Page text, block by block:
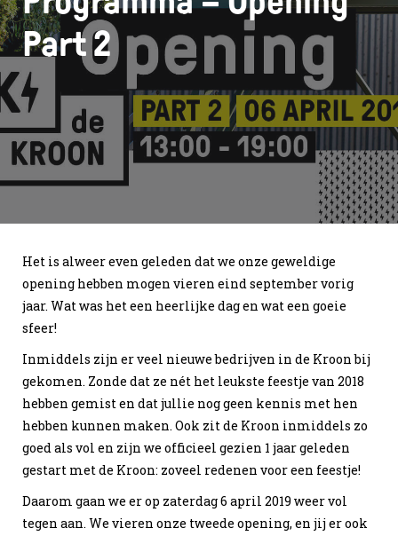
Part 2
Het is alweer even geleden dat we onze geweldige
opening hebben mogen vieren eind september vorig
jaar. Wat was het een heerlijke dag en wat een goeie
sfeer!
Inmiddels zijn er veel nieuwe bedrijven in de Kroon bij
gekomen. Zonde dat ze nét het leukste feestje van 2018
hebben gemist en dat jullie nog geen kennis met hen
hebben kunnen maken. Ook zit de Kroon inmiddels zo
goed als vol en zijn we officieel gezien 1 jaar geleden
gestart met de Kroon: zoveel redenen voor een feestje!
Daarom gaan we er op zaterdag 6 april 2019 weer vol
tegen aan. We vieren onze tweede opening, en jij er ook